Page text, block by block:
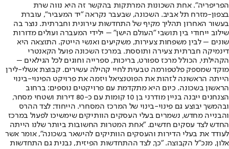
הפריפריה". אחת השכונות המרתקות בהקשר זה היא נווה שרת
בצפון-מזרח תל אביב. השכונה, שבעבר נקראה "יד המעביר", עוברת
בעשור האחרון תהליך מקיף של התחדשות עירונית וחברתית. נוצר בה
שילוב ייחודי בין תושבי "העולם הישן" – ילידי המעברה ועולים מדורות
שונים – לבין משפחות צעירות, משקיעים ואנשי הייטק. התוצאה היא
דינמיקה חברתית צעירה ותוססת. במרכז השכונה פועל הקאנטרי
הקהילתי, הכולל מרכז ספורט, בריכות, ספרייה וחוגים לכל הגילאים –
מוקד שמספק פלטפורמה טבעית לחיי קהילה עשירים. קבוצת אשלי-לירן
הייתה הראשונה לזהות את הפוטנציאל ויזמה את פרויקט הפינוי-בינוי
הראשון בשכונה. כיום היא מתקדמת עם פרויקטים נוספים: ברחוב
הצנחנים ייבנה בניין מודרני בן 10 קומות עם כ-80 דירות ושטחי מסחר,
ובהמשך יבוצע גם פינוי-בינוי של המרכז המסחרי. הייחוד: לצד ההרס
והבנייה מחדש, נשמרים בעלי העסקים הוותיקים שימשיכו לפעול במרכז
החדש לצד עסקים חדשים. "אחת המטרות החשובות ביותר שלנו הייתה
לעודד את בעלי הדירות והעסקים הוותיקים להישאר בשכונה", אומר אשר
אלון, מנכ"ל הקבוצה. "כך, לצד ההתחדשות הפיזית, נבנית גם התחדשות